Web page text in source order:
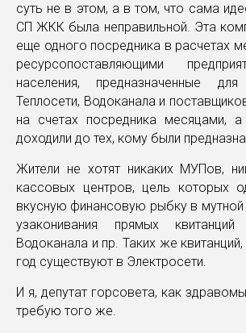
суть не в этом, а в том, что сама
СП ЖКК была неправильной. Эта
еще одного посредника в расчетах
ресурсопоставляющими
населения, предназначенные
Теплосети, Водоканала и
на счетах посредника месяцами,
доходили до тех, кому были
Жители не хотят никаких МУПов,
кассовых центров, цель которых
вкусную финансовую рыбку в
узаконивания прямых
Водоканала и пр. Таких же
год существуют в Электросети.
И я, депутат горсовета, как
требую того же.